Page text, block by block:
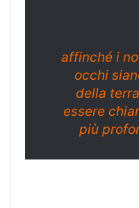
affinché i
occhi
della
essere
più